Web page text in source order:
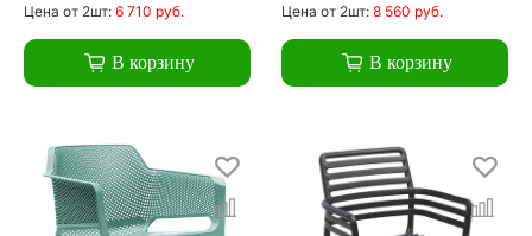
Цена от 2шт: 6 710 руб.
В корзину
Цена от 2шт: 8 560 руб.
В корзину